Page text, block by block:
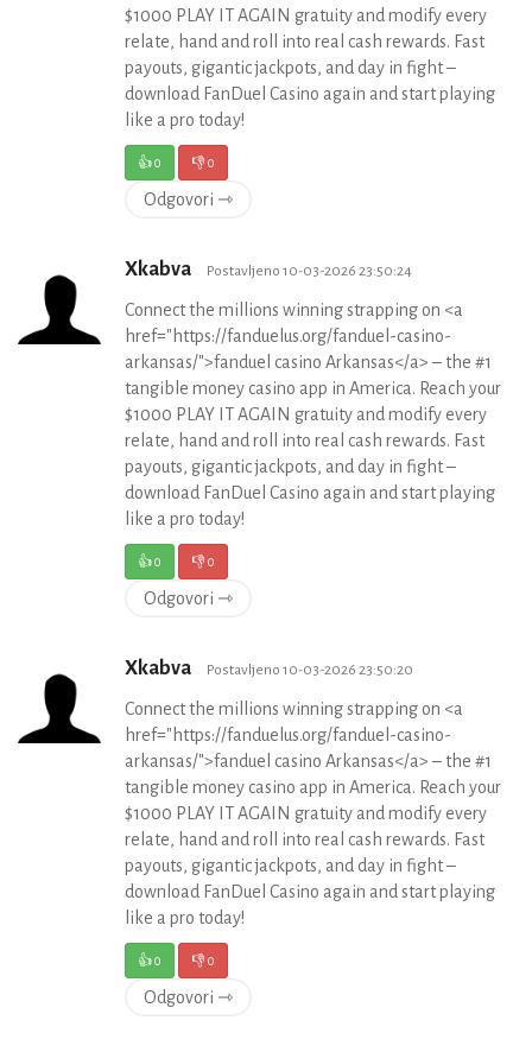
$1000 PLAY IT AGAIN gratuity and modify every
relate, hand and roll into real cash rewards. Fast
payouts, gigantic jackpots, and day in fight –
download FanDuel Casino again and start playing
like a pro today!
👍0 👎0
Odgovori ⇾
Xkabva Postavljeno 10-03-2026 23:50:24
Connect the millions winning strapping on <a
href="https://fanduelus.org/fanduel-casino-
arkansas/">fanduel casino Arkansas</a> – the #1
tangible money casino app in America. Reach your
$1000 PLAY IT AGAIN gratuity and modify every
relate, hand and roll into real cash rewards. Fast
payouts, gigantic jackpots, and day in fight –
download FanDuel Casino again and start playing
like a pro today!
👍0 👎0
Odgovori ⇾
Xkabva Postavljeno 10-03-2026 23:50:20
Connect the millions winning strapping on <a
href="https://fanduelus.org/fanduel-casino-
arkansas/">fanduel casino Arkansas</a> – the #1
tangible money casino app in America. Reach your
$1000 PLAY IT AGAIN gratuity and modify every
relate, hand and roll into real cash rewards. Fast
payouts, gigantic jackpots, and day in fight –
download FanDuel Casino again and start playing
like a pro today!
👍0 👎0
Odgovori ⇾